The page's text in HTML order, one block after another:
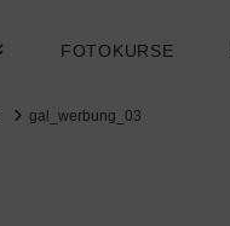
FOTOKURSE
gal_werbung_03